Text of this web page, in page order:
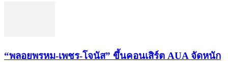
“พลอยพรหม-เพชร-โจนัส” ขึ้นคอนเสิร์ต AUA จัดหนัก